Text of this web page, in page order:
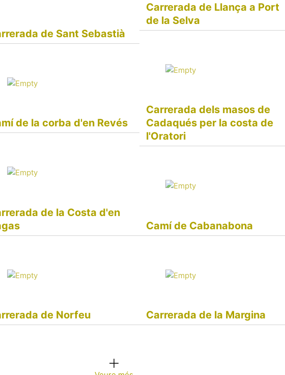
Carrerada de Llança a Port
de la Selva
de Sant Sebastià
Carrerada dels masos de
Cadaqués per la costa de
l'Oratori
de la corba d'en Revés
de la Costa d'en
Camí de Cabanabona
de Norfeu
Carrerada de la Margina